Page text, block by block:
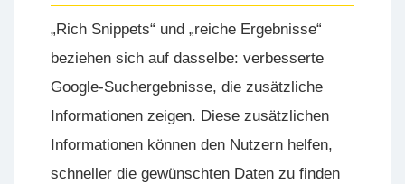
„Rich Snippets“ und „reiche Ergebnisse“
beziehen sich auf dasselbe: verbesserte
Google-Suchergebnisse, die zusätzliche
Informationen zeigen. Diese zusätzlichen
Informationen können den Nutzern helfen,
schneller die gewünschten Daten zu finden